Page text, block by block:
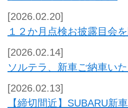
[2026.02.20]
１２か月点検お披露目会
[2026.02.14]
ソルテラ、新車ご納車いた
[2026.02.13]
【締切間近】SUBARU新